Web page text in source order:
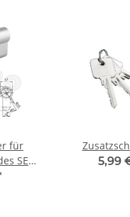
für
SET
5,99